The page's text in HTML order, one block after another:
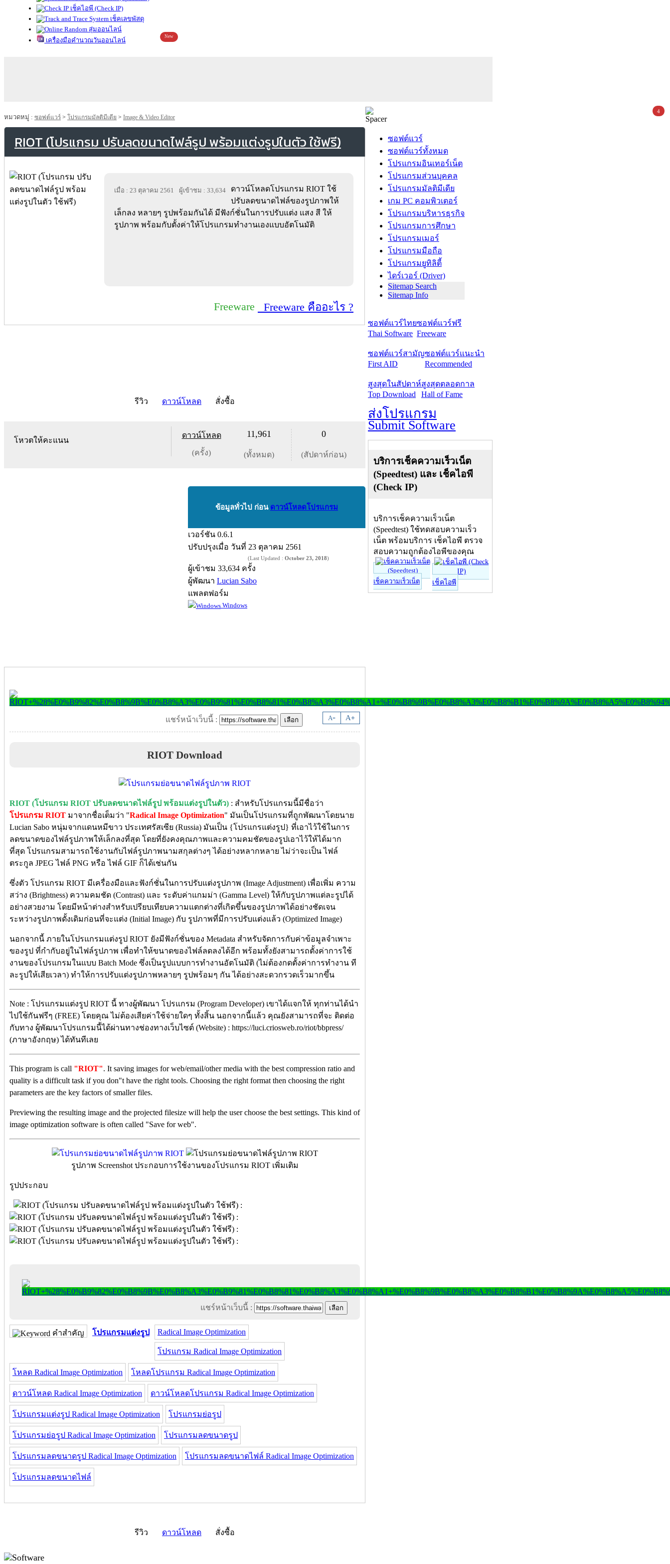
เช็คไอพี (Check IP)
เช็คเลขพัสดุ
สุ่มออนไลน์
เครื่องมือคำนวณวันออนไลน์
New
หมวดหมู่ : ซอฟต์แวร์ > โปรแกรมมัลติมีเดีย > Image & Video Editor
RIOT (โปรแกรม ปรับลดขนาดไฟล์รูป พร้อมแต่งรูปในตัว ใช้ฟรี)
เมื่อ : 23 ตุลาคม 2561 ผู้เข้าชม : 33,634
ดาวน์โหลดโปรแกรม RIOT ใช้
ปรับลดขนาดไฟล์ของรูปภาพให้
เล็กลง หลายๆ รูปพร้อมกันได้ มีฟังก์ชั่นในการปรับแต่ง แสง สี ให้
รูปภาพ พร้อมกับตั้งค่าให้โปรแกรมทำงานเองแบบอัตโนมัติ
Freeware Freeware คืออะไร ?
รีวิว ดาวน์โหลด สั่งซื้อ
โหวตให้คะแนน
ดาวน์โหลด
(ครั้ง)
11,961
(ทั้งหมด)
0
(สัปดาห์ก่อน)
ข้อมูลทั่วไป ก่อน ดาวน์โหลดโปรแกรม
เวอร์ชัน 0.6.1
ปรับปรุงเมื่อ วันที่ 23 ตุลาคม 2561
(Last Updated : October 23, 2018)
ผู้เข้าชม 33,634 ครั้ง
ผู้พัฒนา Lucian Sabo
แพลตฟอร์ม
Windows
A- A+
แชร์หน้าเว็บนี้ :
RIOT Download
RIOT (โปรแกรม RIOT ปรับลดขนาดไฟล์รูป พร้อมแต่งรูปในตัว) : สำหรับโปรแกรมนี้มีชื่อว่า
โปรแกรม RIOT มาจากชื่อเต็มว่า "Radical Image Optimization" มันเป็นโปรแกรมที่ถูกพัฒนาโดยนาย
Lucian Sabo หนุ่มจากแดนหมีขาว ประเทศรัสเซีย (Russia) มันเป็น {โปรแกรแต่งรูป} ที่เอาไว้ใช้ในการ
ลดขนาดของไฟล์รูปภาพให้เล็กลงที่สุด โดยที่ยังคงคุณภาพและความคมชัดของรูปเอาไว้ให้ได้มาก
ที่สุด โปรแกรมสามารถใช้งานกับไฟล์รูปภาพนามสกุลต่างๆ ได้อย่างหลากหลาย ไม่ว่าจะเป็น ไฟล์
ตระกูล JPEG ไฟล์ PNG หรือ ไฟล์ GIF ก็ได้เช่นกัน
ซึ่งตัว โปรแกรม RIOT มีเครื่องมือและฟังก์ชั่นในการปรับแต่งรูปภาพ (Image Adjustment) เพื่อเพิ่ม ความ
สว่าง (Brightness) ความคมชัด (Contrast) และ ระดับค่าแกมม่า (Gamma Level) ให้กับรูปภาพแต่ละรูปได้
อย่างสวยงาม โดยมีหน้าต่างสำหรับเปรียบเทียบความแตกต่างที่เกิดขึ้นของรูปภาพได้อย่างชัดเจน
ระหว่างรูปภาพดั้งเดิมก่อนที่จะแต่ง (Initial Image) กับ รูปภาพที่มีการปรับแต่งแล้ว (Optimized Image)
นอกจากนี้ ภายในโปรแกรมแต่งรูป RIOT ยังมีฟังก์ชั่นของ Metadata สำหรับจัดการกับค่าข้อมูลจำเพาะ
ของรูป ที่กำกับอยู่ในไฟล์รูปภาพ เพื่อทำให้ขนาดของไฟล์ลดลงได้อีก พร้อมทั้งยังสามารถตั้งค่าการใช้
งานของโปรแกรมในแบบ Batch Mode ซึ่งเป็นรูปแบบการทำงานอัตโนมัติ (ไม่ต้องกดตั้งค่าการทำงาน ที
ละรูปให้เสียเวลา) ทำให้การปรับแต่งรูปภาพหลายๆ รูปพร้อมๆ กัน ได้อย่างสะดวกรวดเร็วมากขึ้น
Note : โปรแกรมแต่งรูป RIOT นี้ ทางผู้พัฒนา โปรแกรม (Program Developer) เขาได้แจกให้ ทุกท่านได้นำ
ไปใช้กันฟรีๆ (FREE) โดยคุณ ไม่ต้องเสียค่าใช้จ่ายใดๆ ทั้งสิ้น นอกจากนี้แล้ว คุณยังสามารถที่จะ ติดต่อ
กับทาง ผู้พัฒนาโปรแกรมนี้ได้ผ่านทางช่องทางเว็บไซต์ (Website) : https://luci.criosweb.ro/riot/bbpress/
(ภาษาอังกฤษ) ได้ทันทีเลย
This program is call "RIOT". It saving images for web/email/other media with the best compression ratio and
quality is a difficult task if you don"t have the right tools. Choosing the right format then choosing the right
parameters are the key factors of smaller files.
Previewing the resulting image and the projected filesize will help the user choose the best settings. This kind of
image optimization software is often called "Save for web".
รูปภาพ Screenshot ประกอบการใช้งานของโปรแกรม RIOT เพิ่มเติม
รูปประกอบ
แชร์หน้าเว็บนี้ :
คำสำคัญ โปรแกรมแต่งรูป Radical Image Optimization
โปรแกรม Radical Image Optimization
โหลด Radical Image Optimization โหลดโปรแกรม Radical Image Optimization
ดาวน์โหลด Radical Image Optimization ดาวน์โหลดโปรแกรม Radical Image Optimization
โปรแกรมแต่งรูป Radical Image Optimization โปรแกรมย่อรูป
โปรแกรมย่อรูป Radical Image Optimization โปรแกรมลดขนาดรูป
โปรแกรมลดขนาดรูป Radical Image Optimization โปรแกรมลดขนาดไฟล์ Radical Image Optimization
โปรแกรมลดขนาดไฟล์
รีวิว ดาวน์โหลด สั่งซื้อ
ซอฟต์แวร์
ซอฟต์แวร์ทั้งหมด
โปรแกรมอินเทอร์เน็ต
โปรแกรมส่วนบุคคล
โปรแกรมมัลติมีเดีย
เกม PC คอมพิวเตอร์
โปรแกรมบริหารธุรกิจ
โปรแกรมการศึกษา
โปรแกรมเมอร์
โปรแกรมมือถือ
โปรแกรมยูทิลิตี้
ไดร์เวอร์ (Driver)
Sitemap Search
Sitemap Info
ซอฟต์แวร์ไทย
Thai Software
ซอฟต์แวร์ฟรี
Freeware
ซอฟต์แวร์สามัญ
First AID
ซอฟต์แวร์แนะนำ
Recommended
สูงสุดในสัปดาห์
Top Download
สูงสุดตลอดกาล
Hall of Fame
ส่งโปรแกรม
Submit Software
บริการเช็คความเร็วเน็ต
(Speedtest) และ เช็คไอพี
(Check IP)
บริการเช็คความเร็วเน็ต
(Speedtest) ใช้ทดสอบความเร็ว
เน็ต พร้อมบริการ เช็คไอพี ตรวจ
สอบความถูกต้องไอพีของคุณ
เช็คความเร็วเน็ต เช็คไอพี
4